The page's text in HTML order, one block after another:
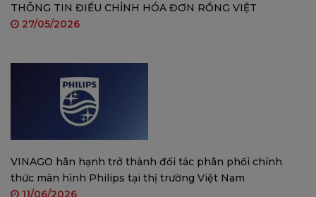
của bạn, dù ở sân vườn, cửa trước, hồ bơi hay cửa
THÔNG TIN ĐIỀU CHỈNH HÓA ĐƠN RỒNG VIỆT
27/05/2026
VINAGO hân hạnh trở thành đối tác phân phối chính
thức màn hình Philips tại thị trường Việt Nam
11/06/2026